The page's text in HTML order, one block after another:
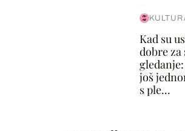
Kad su
dobre za
još
s ple...